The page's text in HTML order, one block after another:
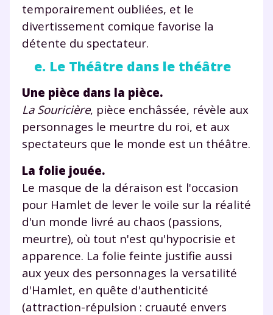
temporairement oubliées, et le
divertissement comique favorise la
détente du spectateur.
e. Le Théâtre dans le théâtre
Une pièce dans la pièce.
La Souricière, pièce enchâssée, révèle aux
personnages le meurtre du roi, et aux
spectateurs que le monde est un théâtre.
La folie jouée.
Le masque de la déraison est l'occasion
pour Hamlet de lever le voile sur la réalité
d'un monde livré au chaos (passions,
meurtre), où tout n'est qu'hypocrisie et
apparence. La folie feinte justifie aussi
aux yeux des personnages la versatilité
d'Hamlet, en quête d'authenticité
(attraction-répulsion : cruauté envers